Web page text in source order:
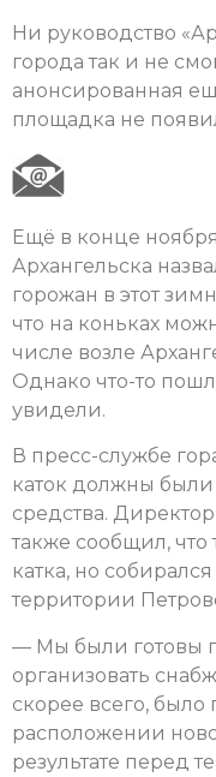
Ни руководство
города так и не
анонсированная
площадка не
Ещё в конце
Архангельска
горожан в этот
что на коньках
числе возле
Однако что-то
увидели.
В пресс-службе
каток должны
средства.
также сообщил, что
катка, но
территории
— Мы были готовы
организовать
скорее всего,
расположении
результате перед